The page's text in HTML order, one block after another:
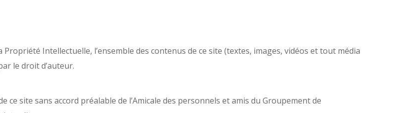
Propriété Intellectuelle, l’ensemble des contenus de ce site (textes, images, vidéos et tout média
le droit d’auteur.
site sans accord préalable de l’Amicale des personnels et amis du Groupement de